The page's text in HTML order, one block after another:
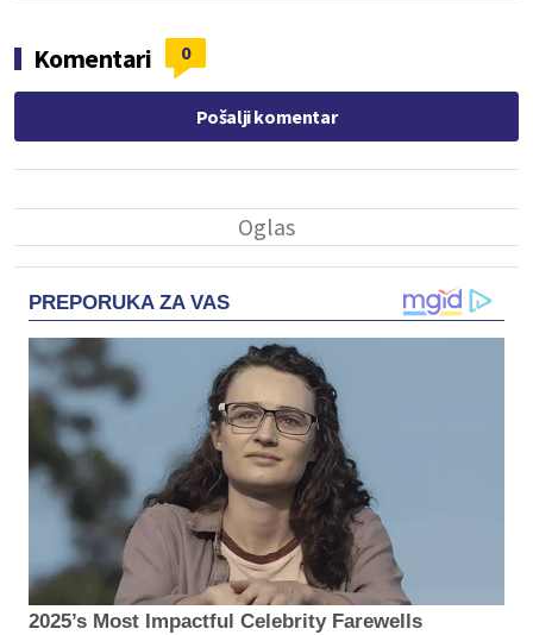
Komentari 0
Pošalji komentar
PREPORUKA ZA VAS
2025’s Most Impactful Celebrity Farewells